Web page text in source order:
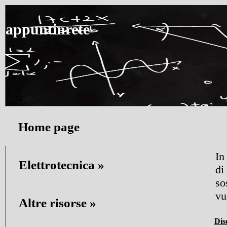
appuntinrete
Home page
Elettrotecnica
Altre risorse
In
di